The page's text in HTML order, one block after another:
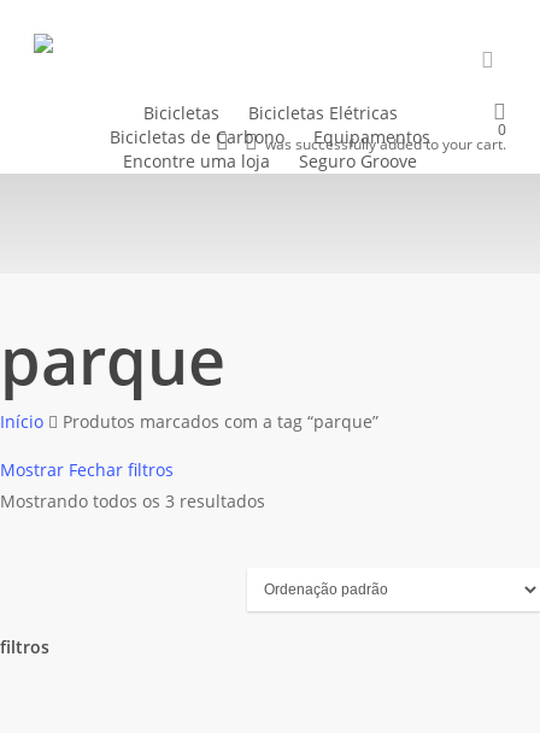
Bicicletas
Bicicletas Elétricas
Bicicletas de Carbono
Equipamentos
Encontre uma loja
Seguro Groove
Buscar..
account 0
was successfully added to your cart.
parque
Início Produtos marcados com a tag “parque”
Mostrar Fechar filtros
Mostrando todos os 3 resultados
filtros